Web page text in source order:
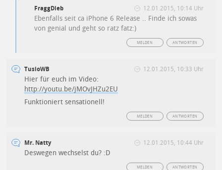
FraggDieb 12.01.2015, 10:14 Uhr
Ebenfalls seit ca iPhone 6 Release .. Finde ich sowas
von genial und geht so ratz fatz:)
ANTWORTEN
MELDEN
TusioWB 12.01.2015, 10:33 Uhr
Hier für euch im Video:
http://youtu.be/jMOvJHZu2EU
Funktioniert sensationell!
ANTWORTEN
MELDEN
Mr. Natty 12.01.2015, 10:44 Uhr
Deswegen wechselst du? :D
ANTWORTEN
MELDEN